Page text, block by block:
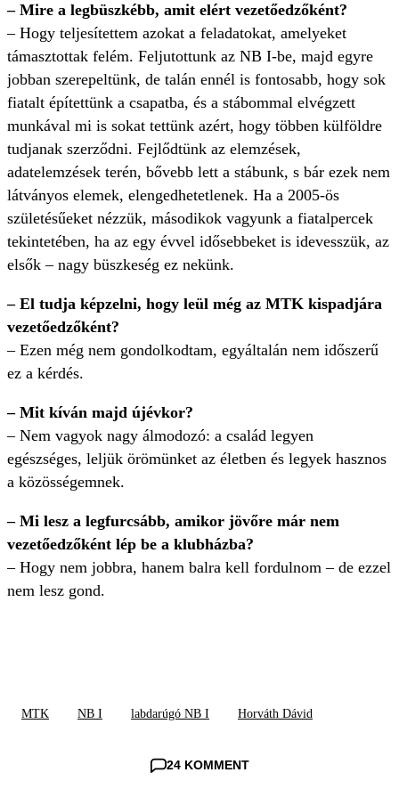
– Mire a legbüszkébb, amit elért vezetőedzőként?
– Hogy teljesítettem azokat a feladatokat, amelyeket
támasztottak felém. Feljutottunk az NB I-be, majd egyre
jobban szerepeltünk, de talán ennél is fontosabb, hogy sok
fiatalt építettünk a csapatba, és a stábommal elvégzett
munkával mi is sokat tettünk azért, hogy többen külföldre
tudjanak szerződni. Fejlődtünk az elemzések,
adatelemzések terén, bővebb lett a stábunk, s bár ezek nem
látványos elemek, elengedhetetlenek. Ha a 2005-ös
születésűeket nézzük, másodikok vagyunk a fiatalpercek
tekintetében, ha az egy évvel idősebbeket is idevesszük, az
elsők – nagy büszkeség ez nekünk.
– El tudja képzelni, hogy leül még az MTK kispadjára
vezetőedzőként?
– Ezen még nem gondolkodtam, egyáltalán nem időszerű
ez a kérdés.
– Mit kíván majd újévkor?
– Nem vagyok nagy álmodozó: a család legyen
egészséges, leljük örömünket az életben és legyek hasznos
a közösségemnek.
– Mi lesz a legfurcsább, amikor jövőre már nem
vezetőedzőként lép be a klubházba?
– Hogy nem jobbra, hanem balra kell fordulnom – de ezzel
nem lesz gond.
MTK NB I labdarúgó NB I Horváth Dávid
24 KOMMENT